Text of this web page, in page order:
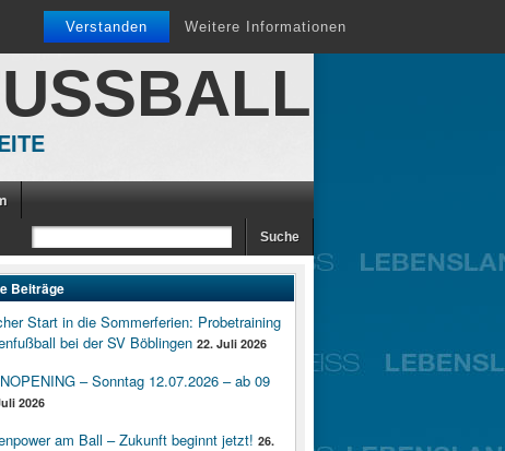
Verstanden Weitere Informationen
Beiträge
Start in die Sommerferien: Probetraining
bei der SV Böblingen 22. Juli 2026
– Sonntag 12.07.2026 – ab 09
2026
am Ball – Zukunft beginnt jetzt! 26.